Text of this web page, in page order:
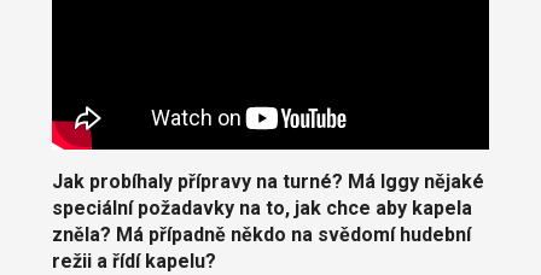
Jak probíhaly přípravy na turné? Má Iggy nějaké
speciální požadavky na to, jak chce aby kapela
zněla? Má případně někdo na svědomí hudební
režii a řídí kapelu?